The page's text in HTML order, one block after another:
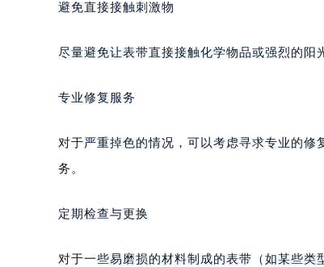
避免直接接触刺激物
尽量避免让表带直接接触化学物品或强烈的阳
专业修复服务
对于严重掉色的情况，可以考虑寻求专业的
务。
定期检查与更换
对于一些易磨损的材料制成的表带（如某些